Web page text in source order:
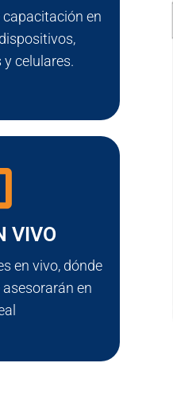
en
celulares.
VIVO
en vivo, dónde
en